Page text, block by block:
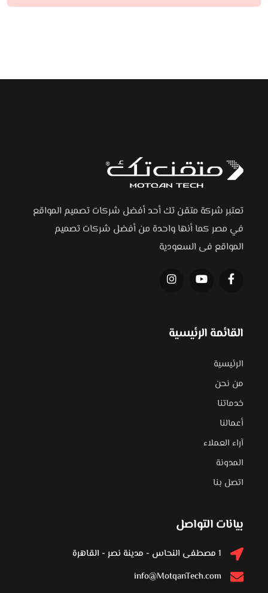
تعتبر شركة متقن تك أحد أفضل شركات تصميم المواقع
في مصر كما أنها واحدة من أفضل شركات تصميم
المواقع فى السعودية
القائمة الرئيسية
الرئيسية
من نحن
خدماتنا
أعمالنا
آراء العملاء
المدونة
اتصل بنا
بيانات التواصل
1 مصطفى النحاس - مدينة نصر - القاهرة
info@MotqanTech.com